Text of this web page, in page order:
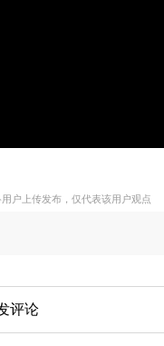
户上传发布，仅代表该用户观点
评论